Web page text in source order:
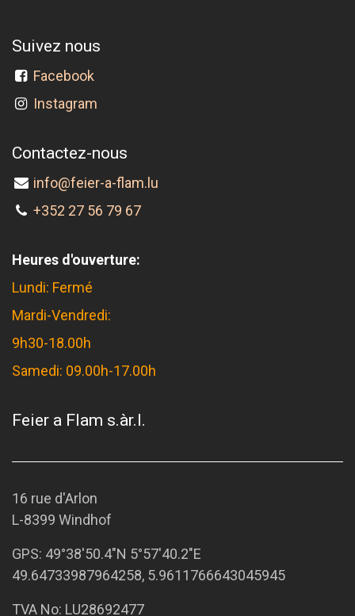
Suivez nous
Facebook
Instagram
Contactez-nous
info@feier-a-flam.lu
+352 27 56 79 67
Heures d'ouverture:
Lundi: Fermé
Mardi-Vendredi:
9h30-18.00h
Samedi: 09.00h-17.00h
Feier a Flam s.àr.l.
16 rue d'Arlon
L-8399 Windhof
GPS: 49°38'50.4"N 5°57'40.2"E
49.64733987964258, 5.9611766643045945
TVA No: LU28692477